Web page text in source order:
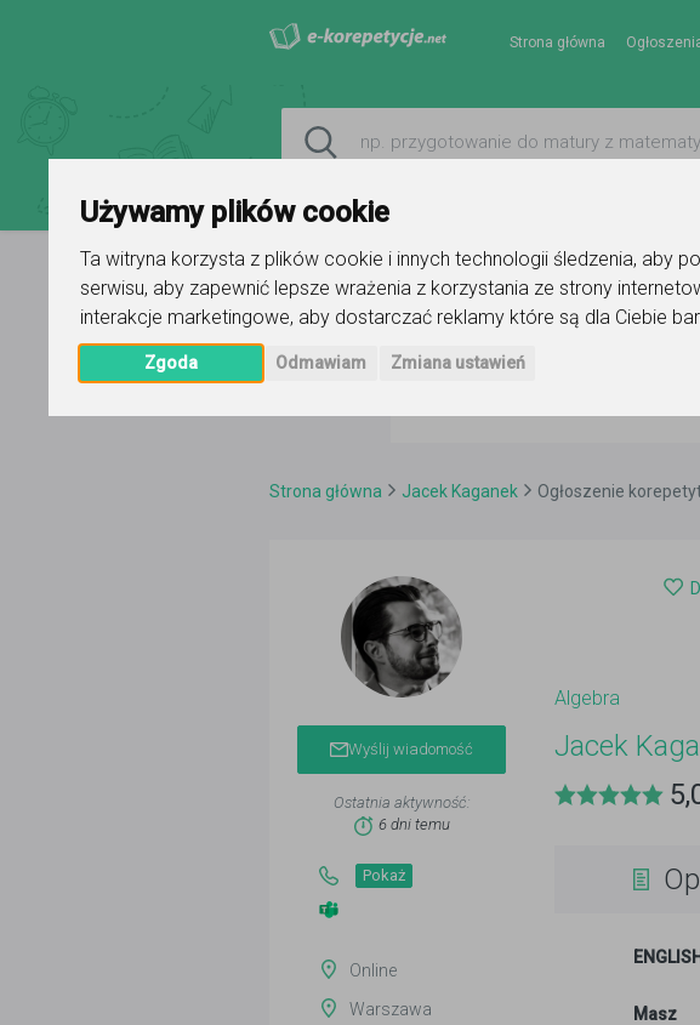
Używamy plików cookie
Ta witryna korzysta z plików cookie i innych technologii śledzenia, aby
serwisu, aby zapewnić lepsze wrażenia z korzystania ze strony
interakcje marketingowe, aby dostarczać reklamy które są dla Ciebie
Zgoda Odmawiam Zmiana ustawień
Strona główna
Strona główna Jacek Kaganek Ogłoszenie
Wyślij wiadomość
Ostatnia aktywność:
6 dni temu
Pokaż
Online
Warszawa
Algebra
Jacek
Masz